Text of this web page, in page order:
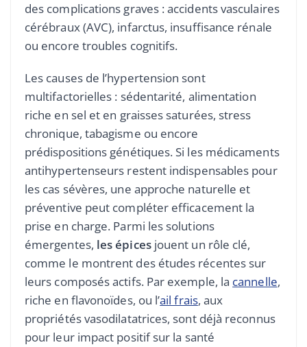
des complications graves : accidents vasculaires
cérébraux (AVC), infarctus, insuffisance rénale
ou encore troubles cognitifs.
Les causes de l’hypertension sont
multifactorielles : sédentarité, alimentation
riche en sel et en graisses saturées, stress
chronique, tabagisme ou encore
prédispositions génétiques. Si les médicaments
antihypertenseurs restent indispensables pour
les cas sévères, une approche naturelle et
préventive peut compléter efficacement la
prise en charge. Parmi les solutions
émergentes, les épicesjouent un rôle clé,
comme le montrent des études récentes sur
leurs composés actifs. Par exemple, la cannelle,
riche en flavonoïdes, ou l’ail frais, aux
propriétés vasodilatatrices, sont déjà reconnus
pour leur impact positif sur la santé